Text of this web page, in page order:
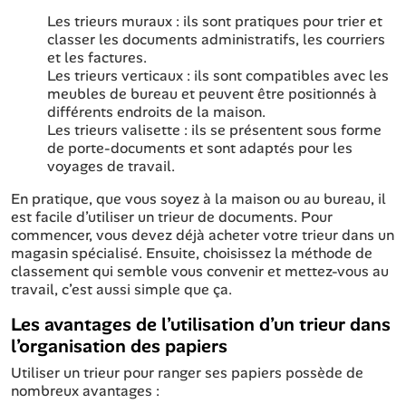
Les trieurs muraux : ils sont pratiques pour trier et
classer les documents administratifs, les courriers
et les factures.
Les trieurs verticaux : ils sont compatibles avec les
meubles de bureau et peuvent être positionnés à
différents endroits de la maison.
Les trieurs valisette : ils se présentent sous forme
de porte-documents et sont adaptés pour les
voyages de travail.
En pratique, que vous soyez à la maison ou au bureau, il
est facile d’utiliser un trieur de documents. Pour
commencer, vous devez déjà acheter votre trieur dans un
magasin spécialisé. Ensuite, choisissez la méthode de
classement qui semble vous convenir et mettez-vous au
travail, c’est aussi simple que ça.
Les avantages de l’utilisation d’un trieur dans
l’organisation des papiers
Utiliser un trieur pour ranger ses papiers possède de
nombreux avantages :